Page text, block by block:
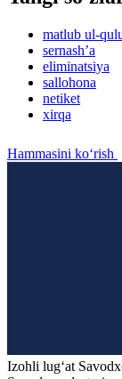
matlub ul-
sernash’a
eliminatsiya
sallohona
netiket
xirqa
Hammasini ko‘rish
Izohli lugʻat